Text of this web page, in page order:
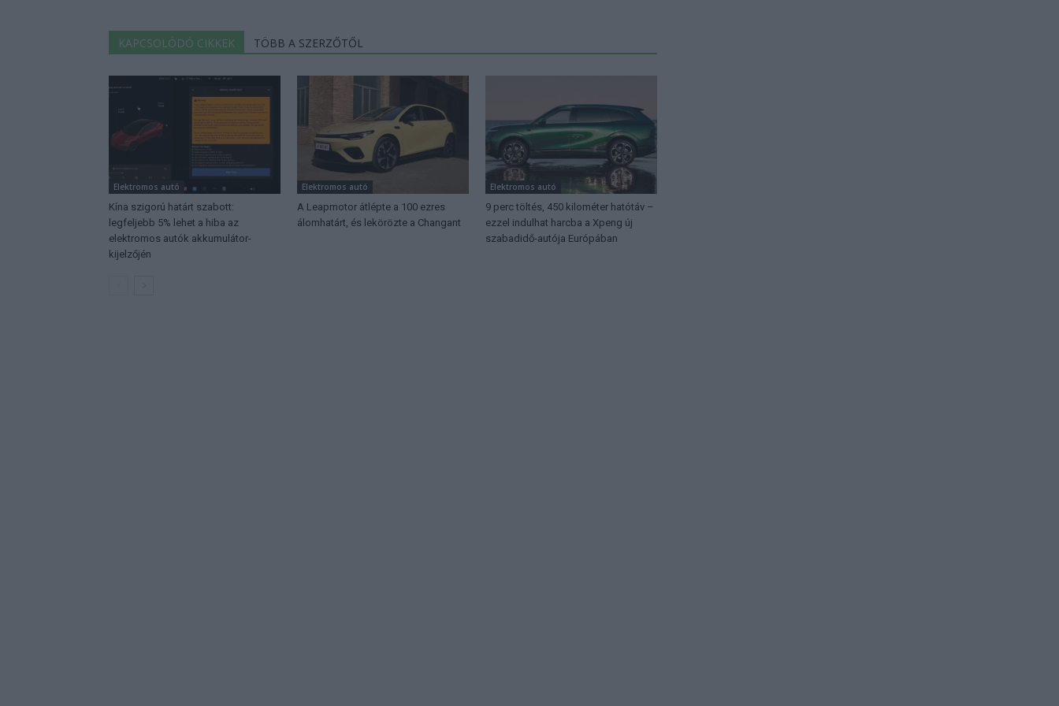
KAPCSOLÓDÓ CIKKEK TÖBB A SZERZŐTŐL
Elektromos autó
Kína szigorú határt szabott:
legfeljebb 5% lehet a hiba az
elektromos autók akkumulátor-
kijelzőjén
Elektromos autó
A Leapmotor átlépte a 100 ezres
álomhatárt, és lekörözte a Changant
Elektromos autó
9 perc töltés, 450 kilométer hatótáv –
ezzel indulhat harcba a Xpeng új
szabadidő-autója Európában